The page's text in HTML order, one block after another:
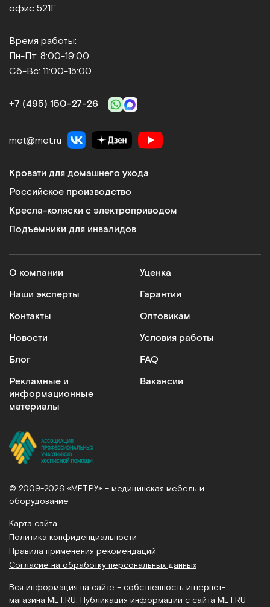
офис 521Г
Время работы:
Пн-Пт: 8:00-19:00
Сб-Вс: 11:00-15:00
+7 (495) 150‑27‑26
met@met.ru
Кровати для домашнего ухода
Российское производство
Кресла-коляски с электроприводом
Подъемники для инвалидов
О компании
Наши эксперты
Контакты
Новости
Блог
Рекламные и
информационные
материалы
Уценка
Гарантии
Оптовикам
Условия работы
FAQ
Вакансии
© 2009-2026 «МЕТ.РУ» – медицинская мебель и
оборудование
Карта сайта
Политика конфиденциальности
Правила применения рекомендаций
Согласие на обработку персональных данных
Вся информация на сайте – собственность интернет-
магазина MET.RU. Публикация информации с сайта MET.RU